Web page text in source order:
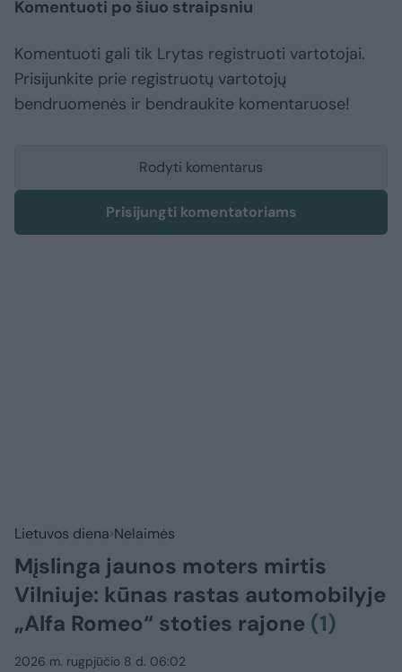
Komentuoti po šiuo straipsniu
Komentuoti gali tik Lrytas registruoti vartotojai.
Prisijunkite prie registruotų vartotojų
bendruomenės ir bendraukite komentaruose!
Rodyti komentarus
Prisijungti komentatoriams
Lietuvos diena Nelaimės
Mįslinga jaunos moters mirtis
Vilniuje: kūnas rastas automobilyje
„Alfa Romeo“ stoties rajone (1)
2026 m. rugpjūčio 8 d. 06:02